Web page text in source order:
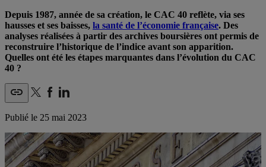
Depuis 1987, année de sa création, le CAC 40 reflète, via ses
hausses et ses baisses, la santé de l’économie française. Des
analyses réalisées à partir des archives boursières ont permis de
reconstruire l’historique de l’indice avant son apparition.
Quelles ont été les étapes marquantes dans l’évolution du CAC
40 ?
Publié le 25 mai 2023